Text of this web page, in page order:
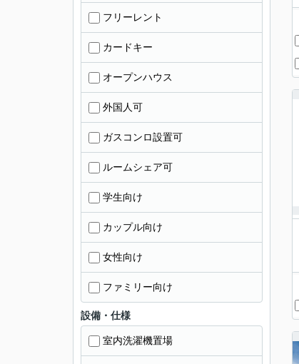
フリーレント
カードキー
オープンハウス
外国人可
ガスコンロ設置可
ルームシェア可
学生向け
カップル向け
女性向け
ファミリー向け
設備・仕様
室内洗濯機置場